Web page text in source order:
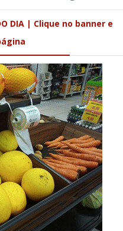
DIA | Clique no banner e